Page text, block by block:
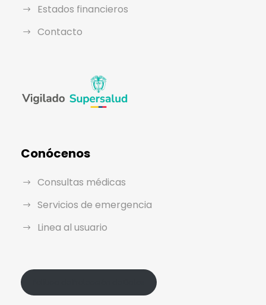
Estados financieros
Contacto
Conócenos
Consultas médicas
Servicios de emergencia
Linea al usuario